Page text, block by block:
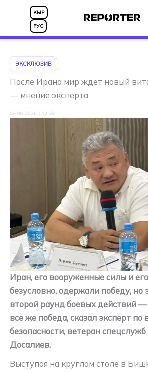
Перейти
содержимому
КЫР
РУС
ЭКСКЛЮЗИВ
После Ирана мир ждет новый
— мнение эксперта
09.06.2026 | 12:39
Иран, его вооруженные силы и
безусловно, одержали победу,
второй раунд боевых действий —
все же победа, сказал эксперт по
безопасности, ветеран
Досалиев.
Выступая на круглом столе в